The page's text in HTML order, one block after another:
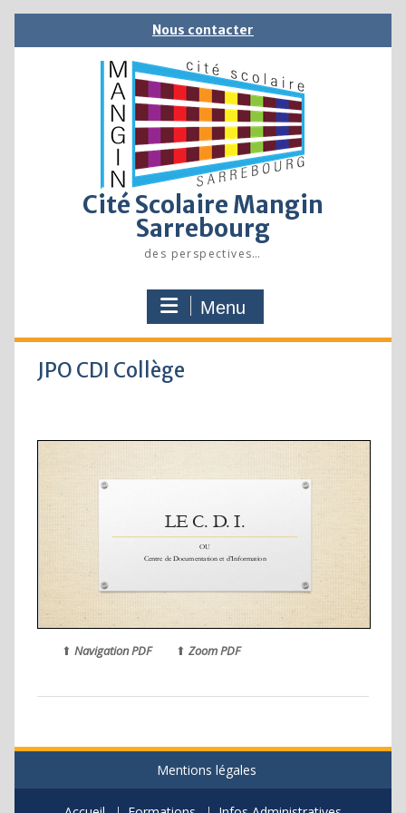
Nous contacter
Cité Scolaire Mangin
Sarrebourg
des perspectives…
Menu
JPO CDI Collège
⬆ Navigation PDF⬆ Zoom PDF
Mentions légales